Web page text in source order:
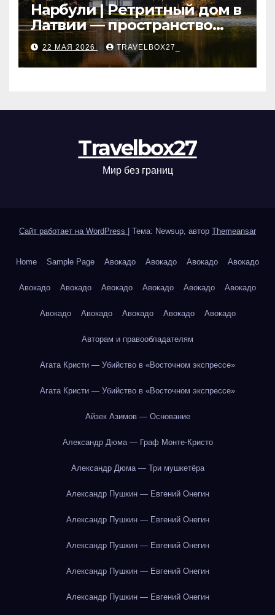
Нарбули | Ретритный дом в
Латвии — пространство
для саморазвития и
восстановления
22 МАЯ 2026 TRAVELBOX27_
Travelbox27
Мир без границ
Сайт работает на WordPress Тема: Newsup, автор Themeansar
Home Sample Page Авокадо Авокадо Авокадо Авокадо
Авокадо Авокадо Авокадо Авокадо Авокадо Авокадо
Авокадо Авокадо Авокадо Авокадо Авокадо
Авторам и правообладателям
Агата Кристи — Убийство в «Восточном экспрессе»
Агата Кристи — Убийство в «Восточном экспрессе»
Айзек Азимов — Основание
Александр Дюма — Граф Монте-Кристо
Александр Дюма — Три мушкетёра
Александр Пушкин — Евгений Онегин
Александр Пушкин — Евгений Онегин
Александр Пушкин — Евгений Онегин
Александр Пушкин — Евгений Онегин
Александр Пушкин — Евгений Онегин